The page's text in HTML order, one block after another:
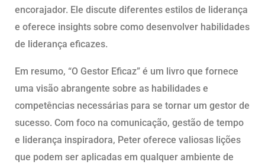
encorajador. Ele discute diferentes estilos de liderança
e oferece insights sobre como desenvolver habilidades
de liderança eficazes.
Em resumo, “O Gestor Eficaz” é um livro que fornece
uma visão abrangente sobre as habilidades e
competências necessárias para se tornar um gestor de
sucesso. Com foco na comunicação, gestão de tempo
e liderança inspiradora, Peter oferece valiosas lições
que podem ser aplicadas em qualquer ambiente de